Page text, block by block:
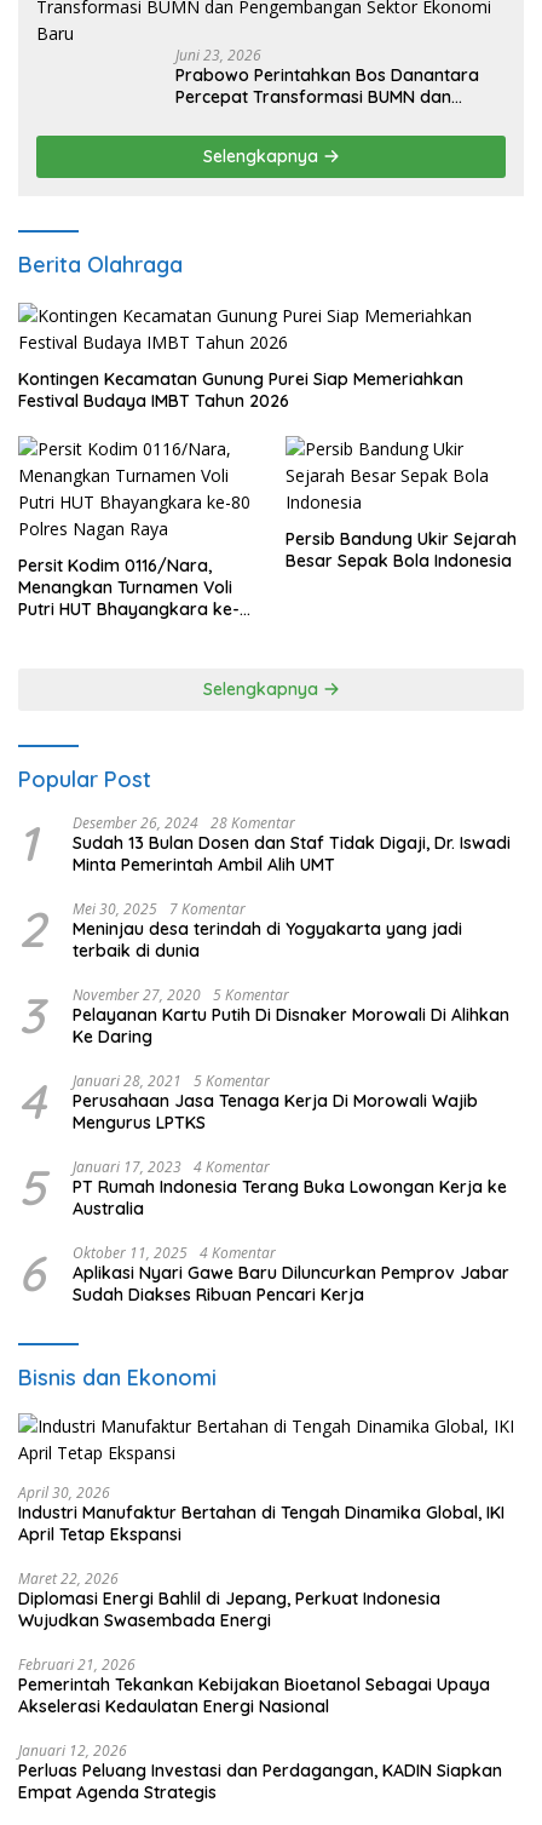
Juni 23, 2026
Prabowo Perintahkan Bos Danantara
Percepat Transformasi BUMN dan
Selengkapnya
Berita Olahraga
Kontingen Kecamatan Gunung Purei Siap Memeriahkan
Festival Budaya IMBT Tahun 2026
Persit Kodim 0116/Nara,
Menangkan Turnamen Voli
Putri HUT Bhayangkara ke-
Persib Bandung Ukir Sejarah
Besar Sepak Bola Indonesia
Selengkapnya
Popular Post
1 Desember 26, 2024 28 Komentar
Sudah 13 Bulan Dosen dan Staf Tidak Digaji, Dr. Iswadi
Minta Pemerintah Ambil Alih UMT
2 Mei 30, 2025 7 Komentar
Meninjau desa terindah di Yogyakarta yang jadi
terbaik di dunia
3 November 27, 2020 5 Komentar
Pelayanan Kartu Putih Di Disnaker Morowali Di Alihkan
Ke Daring
4 Januari 28, 2021 5 Komentar
Perusahaan Jasa Tenaga Kerja Di Morowali Wajib
Mengurus LPTKS
5 Januari 17, 2023 4 Komentar
PT Rumah Indonesia Terang Buka Lowongan Kerja ke
Australia
6 Oktober 11, 2025 4 Komentar
Aplikasi Nyari Gawe Baru Diluncurkan Pemprov Jabar
Sudah Diakses Ribuan Pencari Kerja
Bisnis dan Ekonomi
April 30, 2026
Industri Manufaktur Bertahan di Tengah Dinamika Global, IKI
April Tetap Ekspansi
Maret 22, 2026
Diplomasi Energi Bahlil di Jepang, Perkuat Indonesia
Wujudkan Swasembada Energi
Februari 21, 2026
Pemerintah Tekankan Kebijakan Bioetanol Sebagai Upaya
Akselerasi Kedaulatan Energi Nasional
Januari 12, 2026
Perluas Peluang Investasi dan Perdagangan, KADIN Siapkan
Empat Agenda Strategis